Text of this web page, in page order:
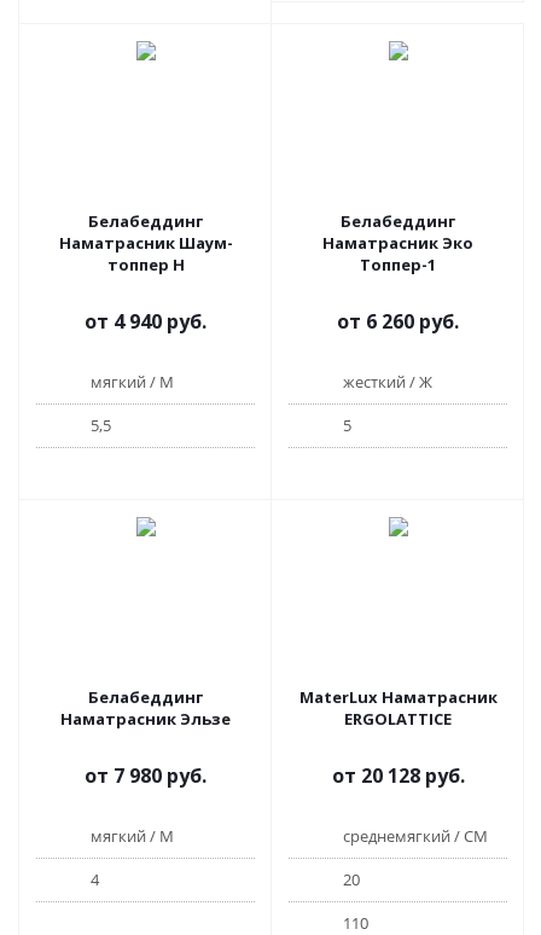
Белабеддинг
Наматрасник Шаум-
топпер H
от 4 940 руб.
мягкий / М
5,5
Белабеддинг
Наматрасник Эко
Топпер-1
от 6 260 руб.
жесткий / Ж
5
Белабеддинг
Наматрасник Эльзе
от 7 980 руб.
мягкий / М
4
MaterLux Наматрасник
ERGOLATTICE
от 20 128 руб.
среднемягкий / СМ
20
110